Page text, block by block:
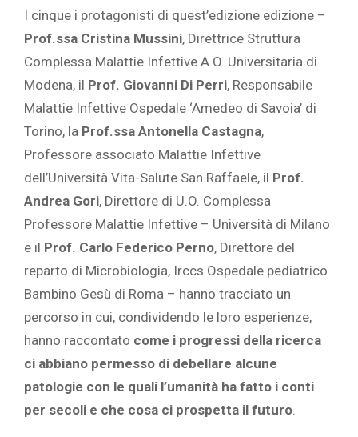
I cinque i protagonisti di quest’edizione edizione –
Prof.ssa Cristina Mussini, Direttrice Struttura
Complessa Malattie Infettive A.O. Universitaria di
Modena, il Prof. Giovanni Di Perri, Responsabile
Malattie Infettive Ospedale ‘Amedeo di Savoia’ di
Torino, la Prof.ssa Antonella Castagna,
Professore associato Malattie Infettive
dell’Università Vita-Salute San Raffaele, il Prof.
Andrea Gori, Direttore di U.O. Complessa
Professore Malattie Infettive – Università di Milano
e il Prof. Carlo Federico Perno, Direttore del
reparto di Microbiologia, Irccs Ospedale pediatrico
Bambino Gesù di Roma – hanno tracciato un
percorso in cui, condividendo le loro esperienze,
hanno raccontato come i progressi della ricerca
ci abbiano permesso di debellare alcune
patologie con le quali l’umanità ha fatto i conti
per secoli e che cosa ci prospetta il futuro.